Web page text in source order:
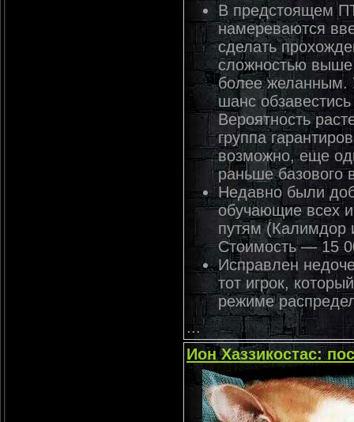
В предстоящем
намереваются
сделать
сложностью
более желанным.
шанс
Вероятность
группа
возможно, еще
раньше базового
Недавно были
обучающие всех
путям (Калимдор
Стоимость — 15
Исправлен
тот игрок,
режиме
...
Ион Хаззикостас: